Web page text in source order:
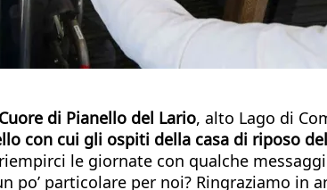
di Pianello del Lario, alto Lago di
con cui gli ospiti della casa di riposo
le giornate con qualche
po’ particolare per noi? Ringraziamo